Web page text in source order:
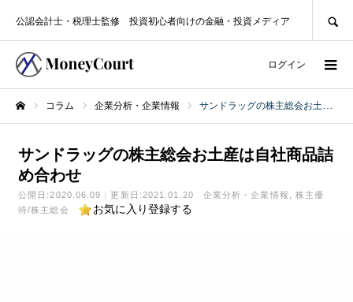
公認会計士・税理士監修 投資初心者向けの金融・投資メディア
ログイン
コラム 企業分析・企業情報 サンドラッグの株主総会お土産は自社商品詰め合わせ
サンドラッグの株主総会お土産は自社商品詰
め合わせ
公開日:2020.06.09 更新日:2021.01.20 企業分析・企業情報
株主優
待/株主総会
お気に入り登録する